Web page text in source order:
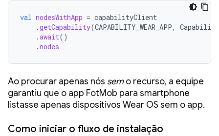
val nodesWithApp = capabilityClient
.getCapability(CAPABILITY_WEAR_APP,
.await()
.nodes
Ao procurar apenas nós semo recurso, a equipe
garantiu que o app FotMob para smartphone
listasse apenas dispositivos Wear OS sem o app.
Como iniciar o fluxo de instalação